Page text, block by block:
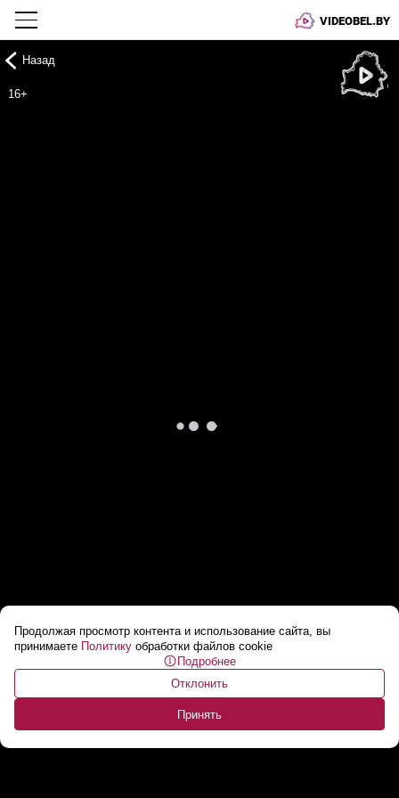
VIDEOBEL.BY
Продолжая просмотр контента и использование сайта, вы
принимаете Политику обработки файлов cookie
Подробнее
Отклонить
Принять
Назад
16+
Лукашенко: Американцы не дураки // “Они
любят повоевать чужими руками”...